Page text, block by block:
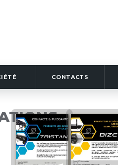
CONTACTS